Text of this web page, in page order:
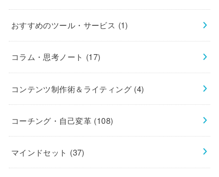
おすすめのツール・サービス (1)
コラム・思考ノート (17)
コンテンツ制作術＆ライティング (4)
コーチング・自己変革 (108)
マインドセット (37)